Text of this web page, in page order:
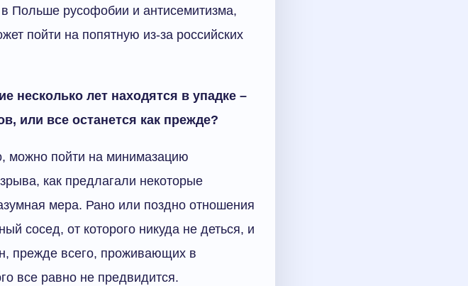
Польше русофобии и антисемитизма,
пойти на попятную из-за российских
несколько лет находятся в упадке –
или все останется как прежде?
можно пойти на минимазацию
как предлагали некоторые
мера. Рано или поздно отношения
сосед, от которого никуда не деться, и
прежде всего, проживающих в
все равно не предвидится.